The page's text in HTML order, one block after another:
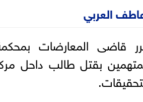
العربي
قاضى المعارضات